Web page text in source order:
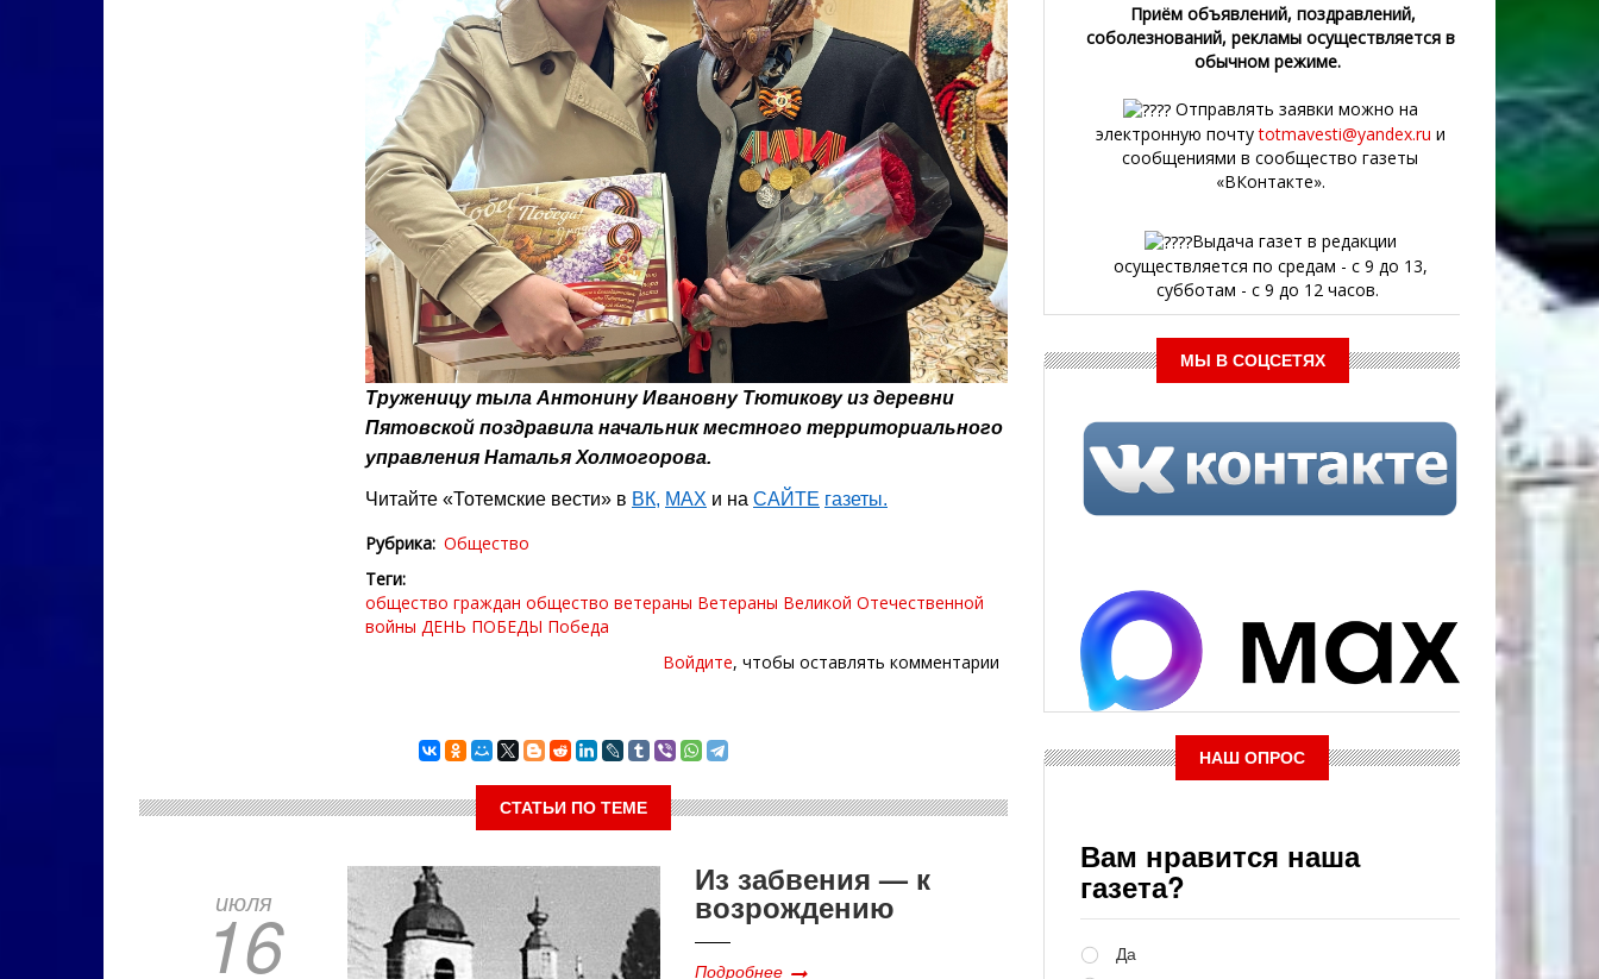
Труженицу тыла Антонину Ивановну Тютикову из деревни
Пятовской поздравила начальник местного территориального
управления Наталья Холмогорова.
Читайте «Тотемские вести» в ВК, МАХ и на САЙТЕ газеты.
Рубрика Общество
Теги
общество граждан общество ветераны Ветераны Великой Отечественной
войны ДЕНЬ ПОБЕДЫ Победа
Войдите, чтобы оставлять комментарии
СТАТЬИ ПО ТЕМЕ
июля
16
Из забвения — к
возрождению
Подробнее
Приём объявлений, поздравлений,
соболезнований, рекламы осуществляется в
обычном режиме.
Отправлять заявки можно на
электронную почтуtotmavesti@yandex.ru и
сообщениями в сообщество газеты
«ВКонтакте».
Выдача газет в редакции
осуществляется по средам - с 9 до 13,
субботам - с 9 до 12 часов.
МЫ В СОЦСЕТЯХ
НАШ ОПРОС
Вам нравится наша
газета?
Да